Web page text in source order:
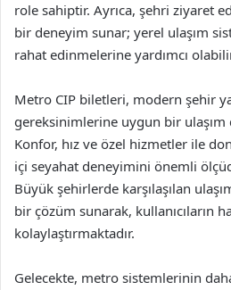
role sahiptir. Ayrıca, şehri ziyaret
bir deneyim sunar; yerel ulaşım
rahat edinmelerine yardımcı
Metro CIP biletleri, modern şehir
gereksinimlerine uygun bir ulaşım
Konfor, hız ve özel hizmetler ile
içi seyahat deneyimini önemli
Büyük şehirlerde karşılaşılan
bir çözüm sunarak, kullanıcıların
kolaylaştırmaktadır.
Gelecekte, metro sistemlerinin